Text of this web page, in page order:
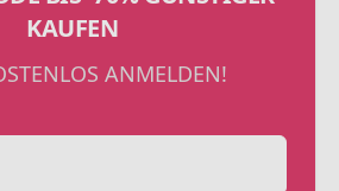
KAUFEN
ANMELDEN!